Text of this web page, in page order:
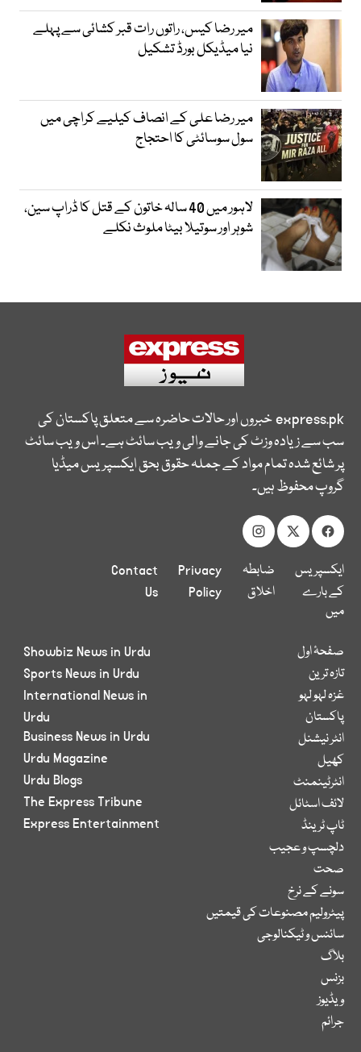
میر رضا کیس، راتوں رات قبر کشائی سے پہلے
نیا میڈیکل بورڈ تشکیل
میر رضا علی کے انصاف کیلیے کراچی میں
سول سوسائٹی کا احتجاج
لاہور میں 40 سالہ خاتون کے قتل کا ڈراپ سین،
شوہر اور سوتیلا بیٹا ملوث نکلے
express.pkخبروں اور حالات حاضرہ سے متعلق پاکستان کی
سب سے زیادہ وزٹ کی جانے والی ویب سائٹ ہے۔ اس ویب سائٹ
پر شائع شدہ تمام مواد کے جملہ حقوق بحق ایکسپریس میڈیا
گروپ محفوظ ہیں۔
ایکسپریس
کے بارے
میں
ضابطہ
اخلاق
Privacy
Policy
Contact
Us
صفحۂ اول
تازہ ترین
غزہ لہو لہو
پاکستان
انٹر نیشنل
کھیل
انٹرٹینمنٹ
لائف اسٹائل
ٹاپ ٹرینڈ
دلچسپ و عجیب
صحت
سونے کے نرخ
پیٹرولیم مصنوعات کی قیمتیں
سائنس و ٹیکنالوجی
بلاگ
بزنس
ویڈیوز
جرائم
Showbiz News in Urdu
Sports News in Urdu
International News in
Urdu
Business News in Urdu
Urdu Magazine
Urdu Blogs
The Express Tribune
Express Entertainment